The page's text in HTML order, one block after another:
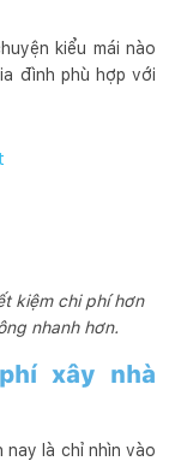
kiểu mái nào
đình phù hợp với
kiệm chi phí hơn
nhanh hơn.
xây nhà
nay là chỉ nhìn vào